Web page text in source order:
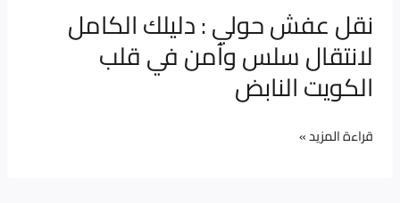
نقل عفش حولي : دليلك الكامل
لانتقال سلس وآمن في قلب
الكويت النابض
في
قلب
الكويت
النابض
قراءة المزيد »